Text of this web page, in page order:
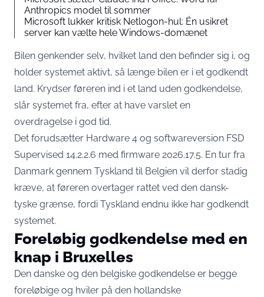
Anthropics model til sommer
Microsoft lukker kritisk Netlogon-hul: Én usikret
server kan vælte hele Windows-domænet
Bilen genkender selv, hvilket land den befinder sig i, og
holder systemet aktivt, så længe bilen er i et godkendt
land. Krydser føreren ind i et land uden godkendelse,
slår systemet fra, efter at have varslet en
overdragelse i god tid.
Det forudsætter Hardware 4 og softwareversion FSD
Supervised 14.2.2.6 med firmware 2026.17.5. En tur fra
Danmark gennem Tyskland til Belgien vil derfor stadig
kræve, at føreren overtager rattet ved den dansk-
tyske grænse, fordi Tyskland endnu ikke har godkendt
systemet.
Foreløbig godkendelse med en
knap i Bruxelles
Den danske og den belgiske godkendelse er begge
foreløbige og hviler på den hollandske